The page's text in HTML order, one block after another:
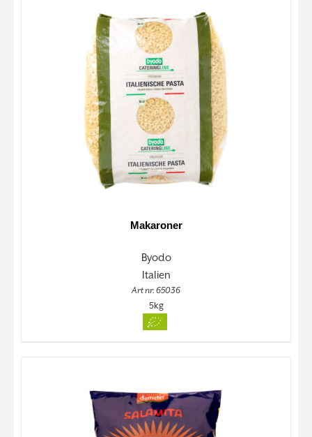
Makaroner
Byodo
Italien
Art nr. 65036
5kg